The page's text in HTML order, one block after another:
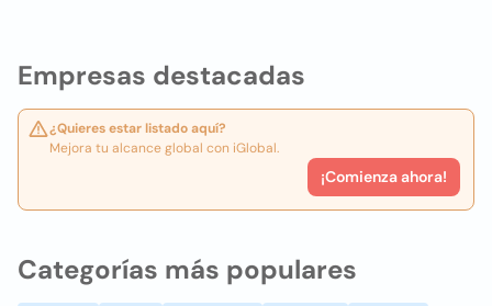
Empresas destacadas
¿Quieres estar listado aquí?
Mejora tu alcance global con iGlobal.
¡Comienza ahora!
Categorías más populares